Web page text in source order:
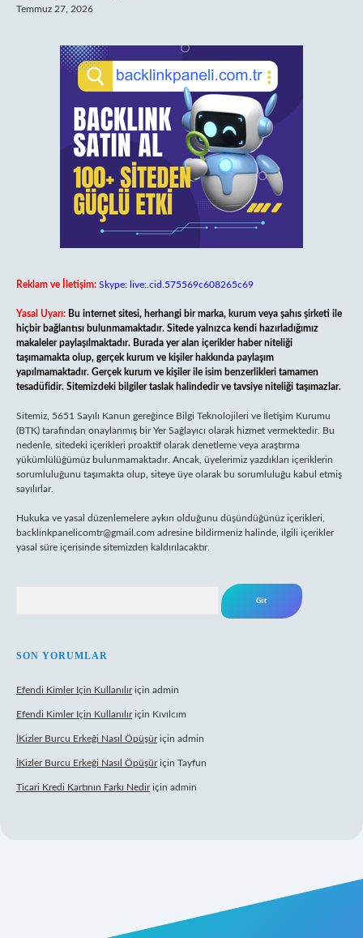
Temmuz 27, 2026
Reklam ve İletişim: Skype: live:.cid.575569c608265c69
Yasal Uyarı: Bu internet sitesi, herhangi bir marka, kurum veya şahıs şirketi ile
hiçbir bağlantısı bulunmamaktadır. Sitede yalnızca kendi hazırladığımız
makaleler paylaşılmaktadır. Burada yer alan içerikler haber niteliği
taşımamakta olup, gerçek kurum ve kişiler hakkında paylaşım
yapılmamaktadır. Gerçek kurum ve kişiler ile isim benzerlikleri tamamen
tesadüfidir. Sitemizdeki bilgiler taslak halindedir ve tavsiye niteliği taşımazlar.
Sitemiz, 5651 Sayılı Kanun gereğince Bilgi Teknolojileri ve İletişim Kurumu
(BTK) tarafından onaylanmış bir Yer Sağlayıcı olarak hizmet vermektedir. Bu
nedenle, sitedeki içerikleri proaktif olarak denetleme veya araştırma
yükümlülüğümüz bulunmamaktadır. Ancak, üyelerimiz yazdıkları içeriklerin
sorumluluğunu taşımakta olup, siteye üye olarak bu sorumluluğu kabul etmiş
sayılırlar.
Hukuka ve yasal düzenlemelere aykırı olduğunu düşündüğünüz içerikleri,
backlinkpanelicomtr@gmail.com adresine bildirmeniz halinde, ilgili içerikler
yasal süre içerisinde sitemizden kaldırılacaktır.
SON YORUMLAR
Efendi Kimler Için Kullanılıriçin admin
Efendi Kimler Için Kullanılıriçin Kıvılcım
İKizler Burcu Erkeği Nasıl Öpüşüriçin admin
İKizler Burcu Erkeği Nasıl Öpüşüriçin Tayfun
Ticari Kredi Kartının Farkı Nediriçin admin